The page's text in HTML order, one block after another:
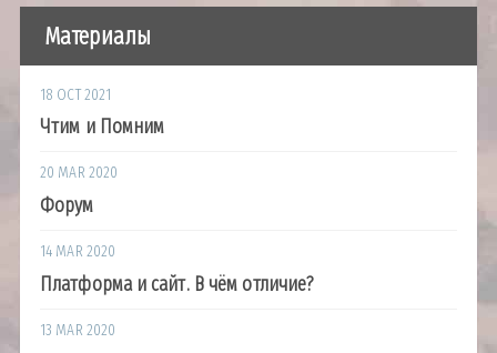
Материалы
18 OCT 2021
Чтим и Помним
20 MAR 2020
Форум
14 MAR 2020
Платформа и сайт. В чём отличие?
13 MAR 2020